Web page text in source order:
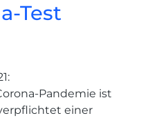
Test
Pandemie ist
einer